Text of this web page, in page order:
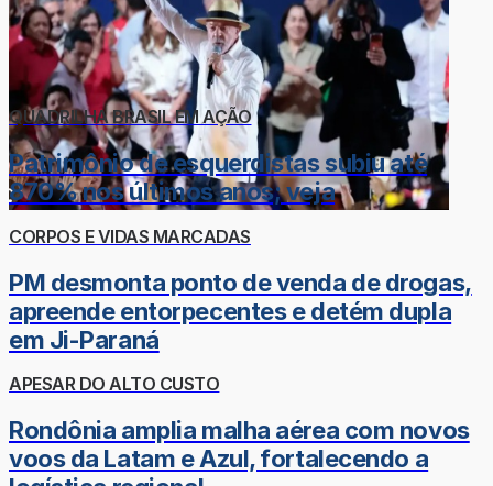
QUADRILHA BRASIL EM AÇÃO
Patrimônio de esquerdistas subiu até
870% nos últimos anos; veja
CORPOS E VIDAS MARCADAS
PM desmonta ponto de venda de drogas,
apreende entorpecentes e detém dupla
em Ji-Paraná
APESAR DO ALTO CUSTO
Rondônia amplia malha aérea com novos
voos da Latam e Azul, fortalecendo a